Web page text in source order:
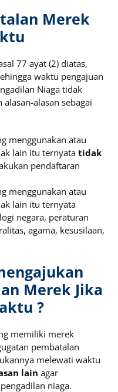
Merek
77 ayat (2) diatas,
waktu pengajuan
Niaga tidak
alasan sebagai
menggunakan atau
lain itu ternyatatidak
pendaftaran
menggunakan atau
lain itu ternyata
negara, peraturan
agama, kesusilaan,
Merek Jika
?
memiliki merek
pembatalan
melewati waktu
lain agar
niaga.